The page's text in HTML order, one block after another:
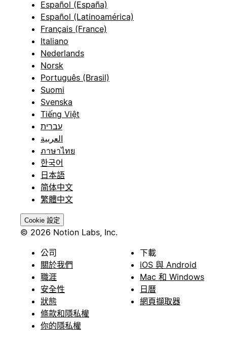
Español (España)
Español (Latinoamérica)
Français (France)
Italiano
Nederlands
Norsk
Português (Brasil)
Suomi
Svenska
Tiếng Việt
עברית
العربية
ภาษาไทย
한국어
日本語
简体中文
繁體中文
Cookie 設定
© 2026 Notion Labs, Inc.
公司
關於我們
職涯
安全性
狀態
條款和隱私權
你的隱私權
下載
iOS 與 Android
Mac 和 Windows
日曆
網頁擷取器